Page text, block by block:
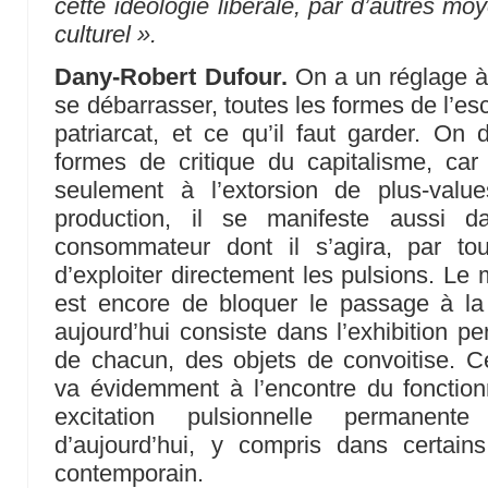
cette idéologie libérale, par d’autres
culturel ».
Dany-Robert Dufour. On a un réglage
se débarrasser, toutes les formes de
patriarcat, et ce qu’il faut garder. On
formes de critique du capitalisme,
seulement à l’extorsion de plus-
production, il se manifeste aussi
consommateur dont il s’agira, par
d’exploiter directement les pulsions. Le
est encore de bloquer le passage à
aujourd’hui consiste dans l’exhibition
de chacun, des objets de convoitise.
va évidemment à l’encontre du
excitation pulsionnelle
d’aujourd’hui, y compris dans
contemporain.